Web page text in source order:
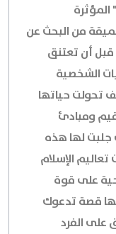
من البحث عن
قبل أن تعتنق
الشخصية
تحولت حياتها
ومبادئ
جلبت لها هذه
تعاليم الإسلام
على قوة
قصة تدعوك
على الفرد